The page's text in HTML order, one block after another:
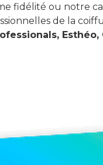
fidélité ou notre
de la